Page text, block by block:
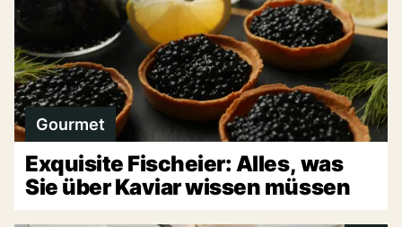
Gourmet
Exquisite Fischeier: Alles, was
Sie über Kaviar wissen müssen